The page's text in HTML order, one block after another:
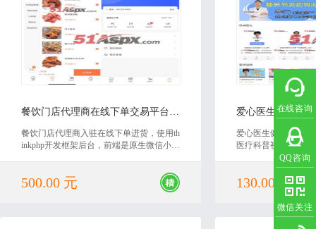
在线咨询
QQ咨询
微信关注
餐饮门店代理商在线下单交易平台微信小程序(课程设计)
餐饮门店代理商入驻在线下单进货，使用th
inkphp开发框架后台，前端是原生微信小程
500.00 元
爱心医生健康知识门
医疗科普视频、语
答平台！本网站是
享平台！提供医疗
科普文章等多种疾病
助力医生实现知识
享受健康美好生活
130.00 元